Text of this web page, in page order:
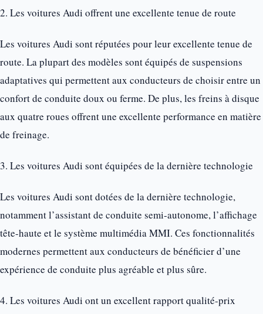
2. Les voitures Audi offrent une excellente tenue de route
Les voitures Audi sont réputées pour leur excellente tenue de
route. La plupart des modèles sont équipés de suspensions
adaptatives qui permettent aux conducteurs de choisir entre un
confort de conduite doux ou ferme. De plus, les freins à disque
aux quatre roues offrent une excellente performance en matière
de freinage.
3. Les voitures Audi sont équipées de la dernière technologie
Les voitures Audi sont dotées de la dernière technologie,
notamment l’assistant de conduite semi-autonome, l’affichage
tête-haute et le système multimédia MMI. Ces fonctionnalités
modernes permettent aux conducteurs de bénéficier d’une
expérience de conduite plus agréable et plus sûre.
4. Les voitures Audi ont un excellent rapport qualité-prix